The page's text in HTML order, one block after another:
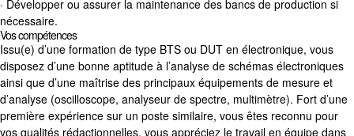
· Développer ou assurer la maintenance des bancs de production si
nécessaire.
Vos compétences
Issu(e) d’une formation de type BTS ou DUT en électronique, vous
disposez d’une bonne aptitude à l’analyse de schémas électroniques
ainsi que d’une maîtrise des principaux équipements de mesure et
d’analyse (oscilloscope, analyseur de spectre, multimètre). Fort d’une
première expérience sur un poste similaire, vous êtes reconnu pour
vos qualités rédactionnelles, vous appréciez le travail en équipe dans